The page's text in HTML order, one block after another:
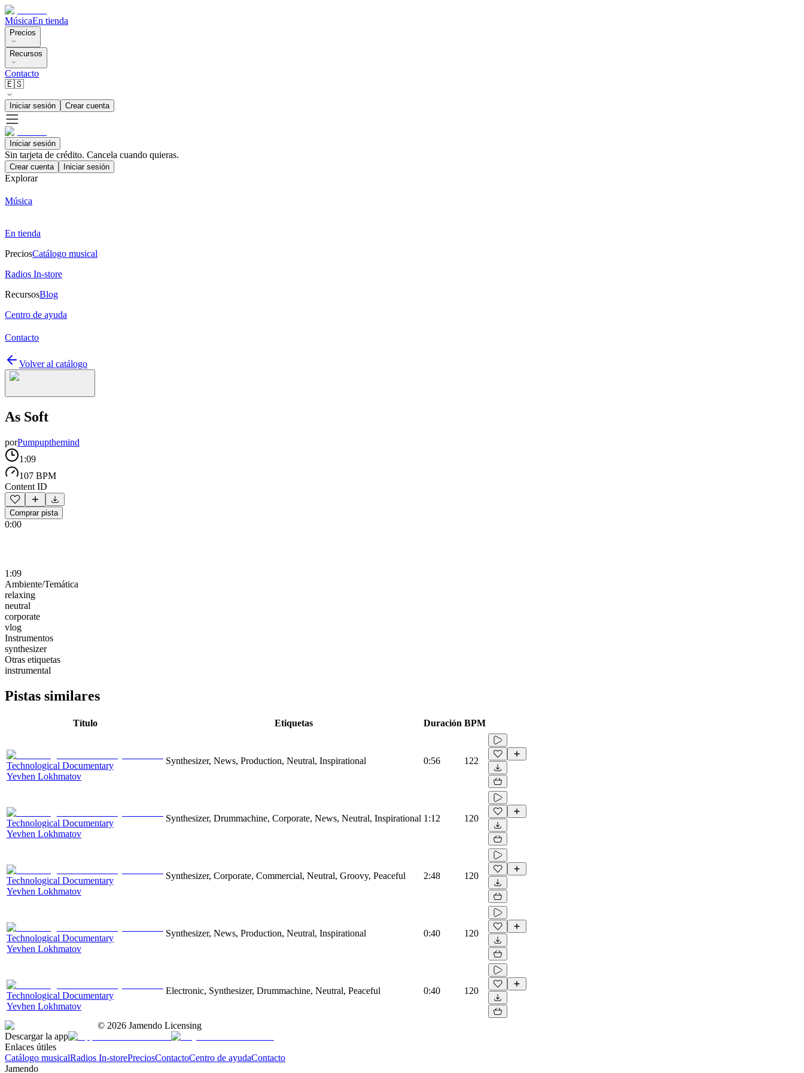
MúsicaEn tienda
Precios
Recursos
Contacto
🇪🇸
Iniciar sesión Crear cuenta
Iniciar sesión
Sin tarjeta de crédito. Cancela cuando quieras.
Crear cuenta Iniciar sesión
Explorar
Música
En tienda
PreciosCatálogo musical
Radios In-store
RecursosBlog
Centro de ayuda
Contacto
Volver al catálogo
As Soft
porPumpupthemind
1:09
107 BPM
Content ID
Comprar pista
0:00
1:09
Ambiente/Temática
relaxing
neutral
corporate
vlog
Instrumentos
synthesizer
Otras etiquetas
instrumental
Pistas similares
Título Etiquetas Duración BPM
Technological Documentary
Yevhen Lokhmatov
Synthesizer, News, Production, Neutral, Inspirational 0:56 122
Technological Documentary
Yevhen Lokhmatov
Synthesizer, Drummachine, Corporate, News, Neutral, Inspirational 1:12 120
Technological Documentary
Yevhen Lokhmatov
Synthesizer, Corporate, Commercial, Neutral, Groovy, Peaceful 2:48 120
Technological Documentary
Yevhen Lokhmatov
Synthesizer, News, Production, Neutral, Inspirational 0:40 120
Technological Documentary
Yevhen Lokhmatov
Electronic, Synthesizer, Drummachine, Neutral, Peaceful 0:40 120
© 2026 Jamendo Licensing
Descargar la app
Enlaces útiles
Catálogo musicalRadios In-storePreciosContactoCentro de ayudaContacto
Jamendo